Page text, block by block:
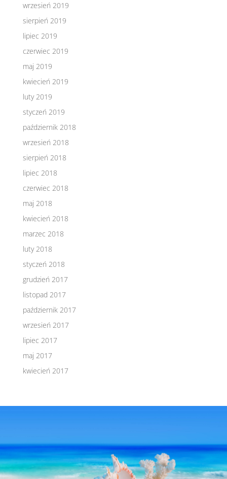
wrzesień 2019
sierpień 2019
lipiec 2019
czerwiec 2019
maj 2019
kwiecień 2019
luty 2019
styczeń 2019
październik 2018
wrzesień 2018
sierpień 2018
lipiec 2018
czerwiec 2018
maj 2018
kwiecień 2018
marzec 2018
luty 2018
styczeń 2018
grudzień 2017
listopad 2017
październik 2017
wrzesień 2017
lipiec 2017
maj 2017
kwiecień 2017